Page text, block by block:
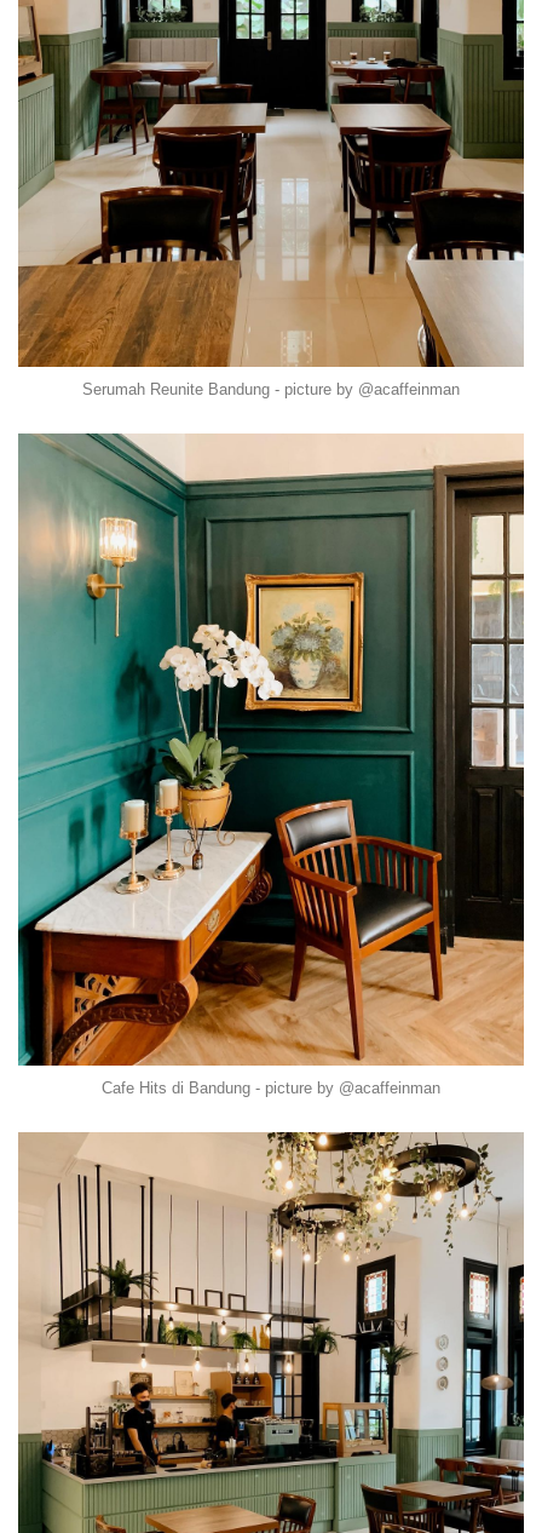
Serumah Reunite Bandung - picture by @acaffeinman
Cafe Hits di Bandung - picture by @acaffeinman